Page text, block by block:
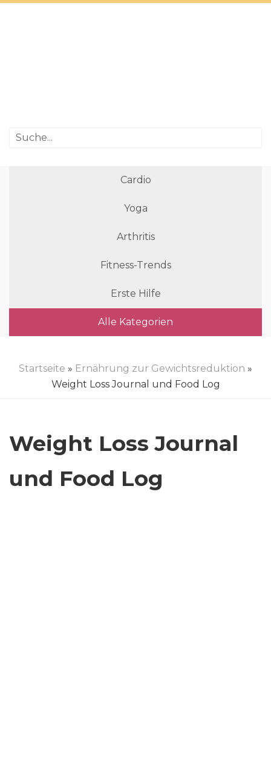
Cardio
Yoga
Arthritis
Fitness-Trends
Erste Hilfe
Alle Kategorien
Startseite » Ernährung zur Gewichtsreduktion »
Weight Loss Journal und Food Log
Weight Loss Journal
und Food Log